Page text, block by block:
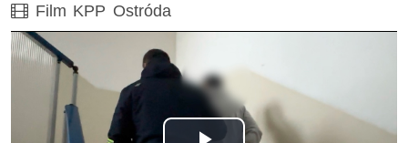
Film
Film KPP Ostróda
Opis filmu: Film przedstawia prowadzenie zatrzymanego